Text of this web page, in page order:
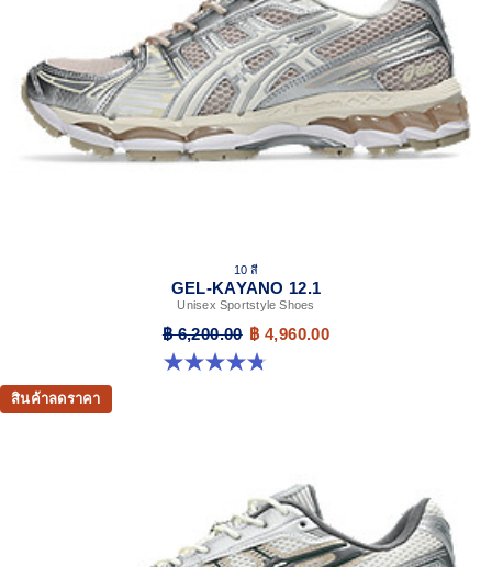
10 สี
GEL-KAYANO 12.1
Unisex Sportstyle Shoes
฿ 6,200.00 ฿ 4,960.00
4.8 จาก 5 ดาว 208 รีวิว
สินค้าลดราคา